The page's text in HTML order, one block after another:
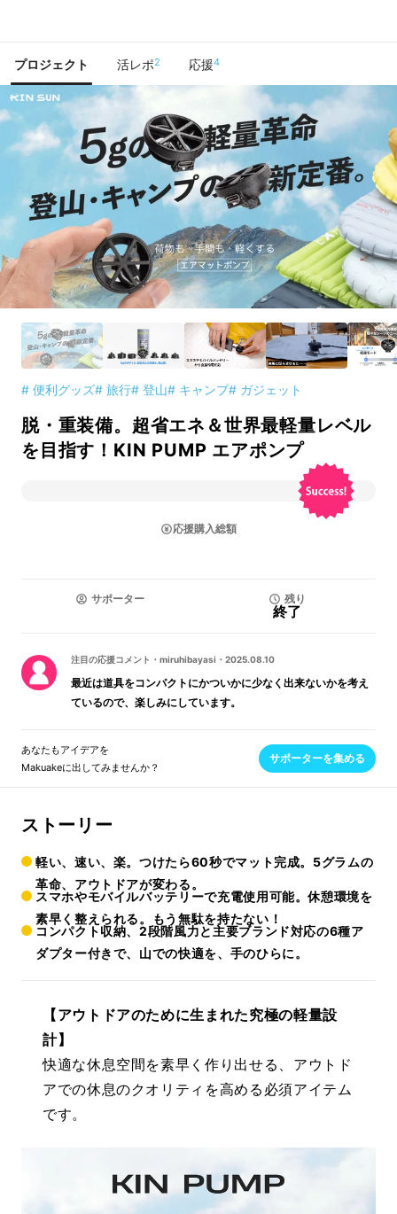
プロジェクト 活レポ2 応援4
# 便利グッズ# 旅行# 登山# キャンプ# ガジェット
脱・重装備。超省エネ＆世界最軽量レベル
を目指す！KIN PUMP エアポンプ
応援購入総額
サポーター 残り
終了
注目の応援コメント ・ miruhibayasi ・ 2025.08.10
最近は道具をコンパクトにかついかに少なく出来ないかを考え
ているので、楽しみにしています。
あなたもアイデアを
Makuakeに出してみませんか？
サポーターを集める
ストーリー
軽い、速い、楽。つけたら60秒でマット完成。5グラムの
革命、アウトドアが変わる。
スマホやモバイルバッテリーで充電使用可能。休憩環境を
素早く整えられる。もう無駄を持たない！
コンパクト収納、2段階風力と主要ブランド対応の6種ア
ダプター付きで、山での快適を、手のひらに。
【アウトドアのために生まれた究極の軽量設
計】
快適な休息空間を素早く作り出せる、アウトド
アでの休息のクオリティを高める必須アイテム
です。